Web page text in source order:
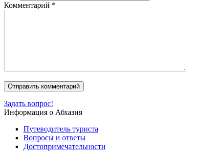
Комментарий *
Задать вопрос!
Информация о Абхазия
Путеводитель туриста
Вопросы и ответы
Достопримечательности